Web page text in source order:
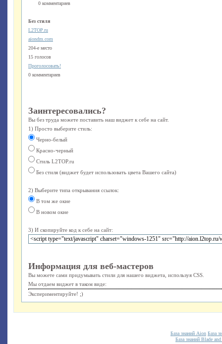
0 комментариев
Без стиля
L2TOP.ru
aiondm.com
204-е место
15 голосов
Проголосовать!
0 комментариев
Заинтересовались?
Вы без труда можете поставить наш виджет к себе на сайт.
1) Просто выберите стиль:
Черно-белый
Красно-черный
Стиль L2TOP.ru
Без стиля (виджет будет использовать цвета Вашего сайта)
2) Выберите типа открывания ссылок:
В том же окне
В новом окне
3) И скопируйте код к себе на сайт:
Информация для веб-мастеров
Вы можете сами придумывать стили для нашего виджета, используя CSS.
Мы отдаем виджет в таком виде:
Экспериментируйте! ;)
База знаний Aion База
База знаний Blade